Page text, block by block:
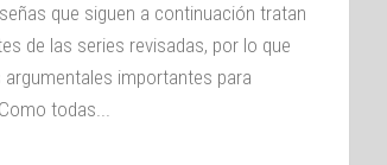
que siguen a continuación tratan
de las series revisadas, por lo que
argumentales importantes para
todas...